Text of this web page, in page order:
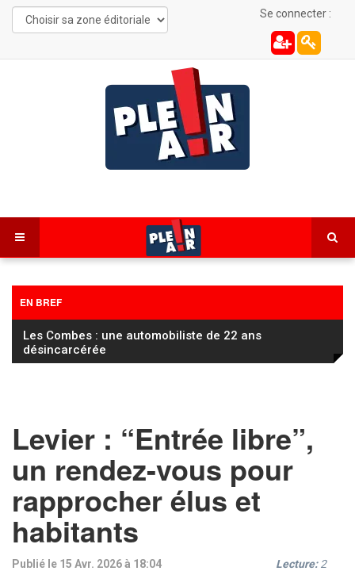
Se connecter :
EN BREF
Les Combes : une automobiliste de 22 ans
désincarcérée
Levier : “Entrée libre”,
un rendez-vous pour
rapprocher élus et
habitants
Publié le 15 Avr. 2026 à 18:04
Lecture: 2